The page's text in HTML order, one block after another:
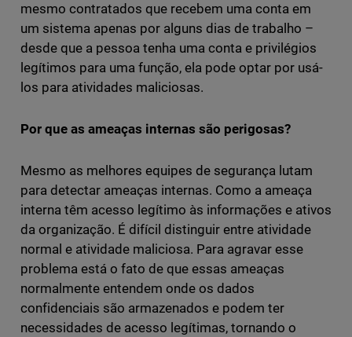
mesmo contratados que recebem uma conta em
um sistema apenas por alguns dias de trabalho –
desde que a pessoa tenha uma conta e privilégios
legítimos para uma função, ela pode optar por usá-
los para atividades maliciosas.
Por que as ameaças internas são perigosas?
Mesmo as melhores equipes de segurança lutam
para detectar ameaças internas. Como a ameaça
interna têm acesso legítimo às informações e ativos
da organização. É difícil distinguir entre atividade
normal e atividade maliciosa. Para agravar esse
problema está o fato de que essas ameaças
normalmente entendem onde os dados
confidenciais são armazenados e podem ter
necessidades de acesso legítimas, tornando o